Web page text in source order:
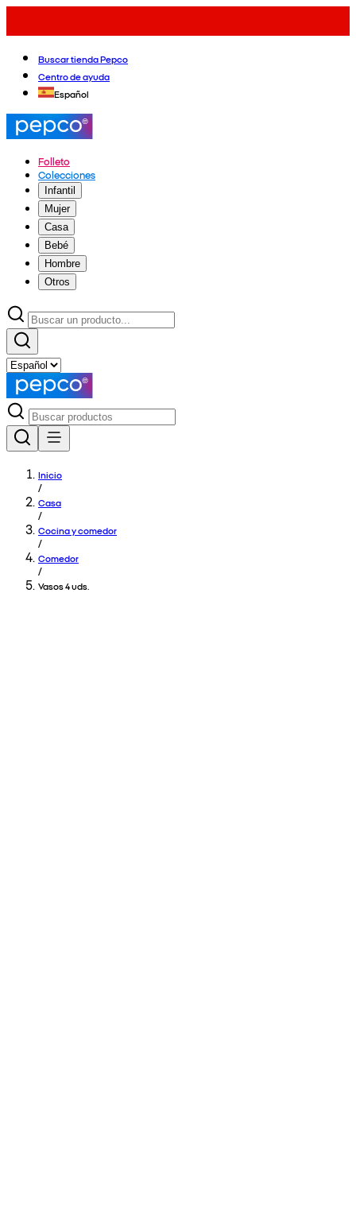
Buscar tienda Pepco
Centro de ayuda
Español
Folleto
Colecciones
Infantil
Mujer
Casa
Bebé
Hombre
Otros
Inicio
/
Casa
/
Cocina y comedor
/
Comedor
/
Vasos 4 uds.